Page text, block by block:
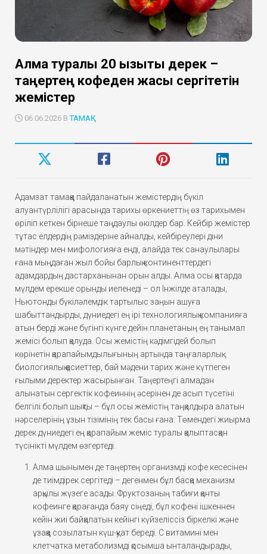
Алма туралы 20 қызықты дерек –
таңертең кофеден жақсы сергітетін
жемістер
06.06.2026 ВТАМАҚ
Адамзат тамаққа пайдаланатын жемістердің бүкіл
алуантүрлілігі арасында тарихы өркениеттің өз тарихымен
өріліп кеткен бірнеше таңдаулы өкілдер бар. Кейбір жемістер
тұтас елдердің рәміздеріне айналды, кейбіреулері діни
мәтіндер мен мифологияға енді, алайда тек санаулылары
ғана мыңдаған жыл бойы барлық континенттердегі
адамдардың дастарханынан орын алды. Алма осы қатарда
мүлдем ерекше орынды иеленеді – ол Інжілде аталады,
Ньютонды бүкіләлемдік тартылыс заңын ашуға
шабыттандырды, дүниедегі ең ірі технологиялық компанияға
атын берді және бүгінгі күнге дейін планетаның ең танымал
жемісі болып қалуда. Осы жемістің кәдімгідей болып
көрінетін қарапайымдылығының артында таңғаларлық
биологиялық қасиеттер, бай мәдени тарих және күтпеген
ғылыми деректер жасырынған. Таңертеңгі алмадан
алынатын сергектік кофеиннің әсерінен де асып түсетіні
белгілі болып шықты – бұл осы жемістің таңқалдыра алатын
нәрселерінің ұзын тізімінің тек басы ғана. Төмендегі жиырма
дерек дүниедегі ең қарапайым жеміс туралы қалыптасқан
түсінікті мүлдем өзгертеді.
Алма шынымен де таңертең организмді кофе кесесінен
де тиімдірек сергітеді – дегенмен бұл басқа механизм
арқылы жүзеге асады. Фруктозаның табиғи қанты
кофеинге қарағанда баяу сіңеді, бұл кофені ішкеннен
кейін жиі байқалатын кейінгі күйзеліссіз біркелкі және
ұзаққа созылатын күш-қуат береді. С витамині мен
клетчатка метаболизмді қосымша ынталандырады,